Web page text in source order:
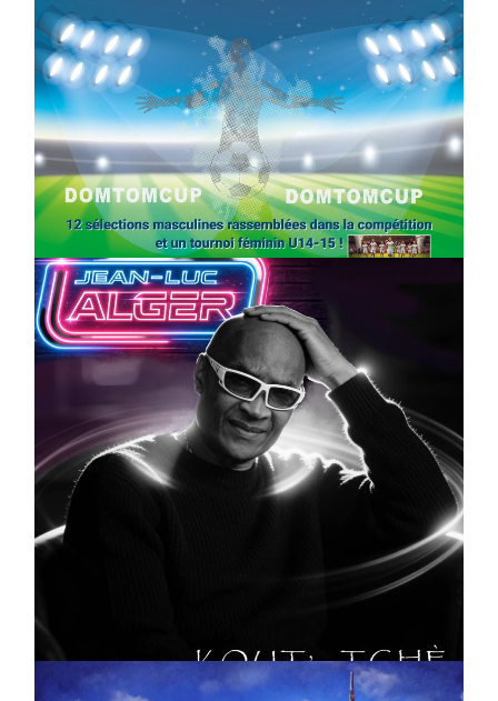
SPORT COMPÉTITIONS FOOTBALL JEUNESSE & SPORTS
Foot : la DTC 2026 approche
On03/04/2026byWebmaster2Risi
CULTURE
Artiste W2R : Jean Luc ALGER
On